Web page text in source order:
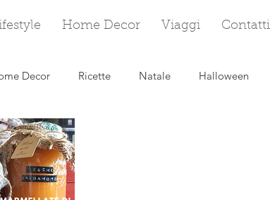
Home Decor Viaggi Contatti
Decor Ricette Natale Halloween
Frolle e crostate
Marmellate